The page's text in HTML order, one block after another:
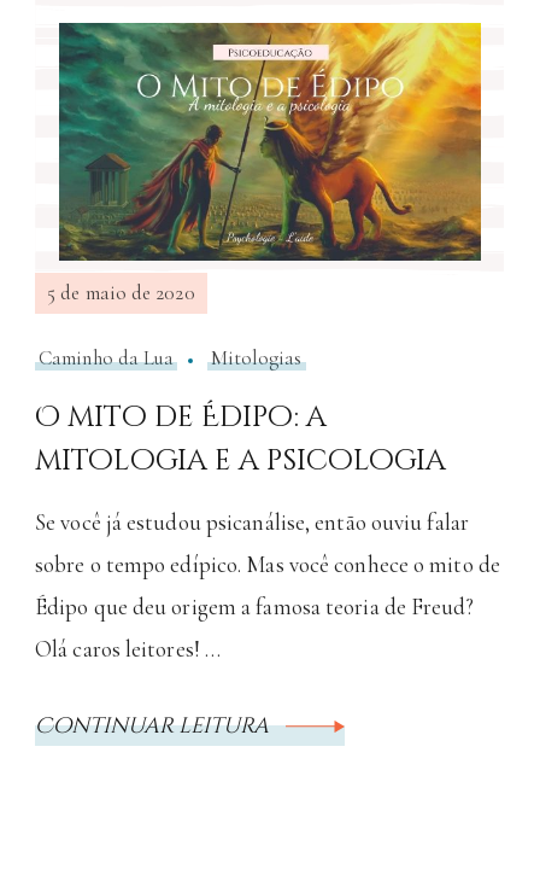
5 de maio de 2020
Caminho da Lua Mitologias
O mito de Édipo: a
mitologia e a psicologia
Se você já estudou psicanálise, então ouviu falar
sobre o tempo edípico. Mas você conhece o mito de
Édipo que deu origem a famosa teoria de Freud?
Olá caros leitores! …
Continuar leitura